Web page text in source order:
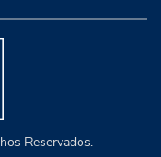
Reservados.